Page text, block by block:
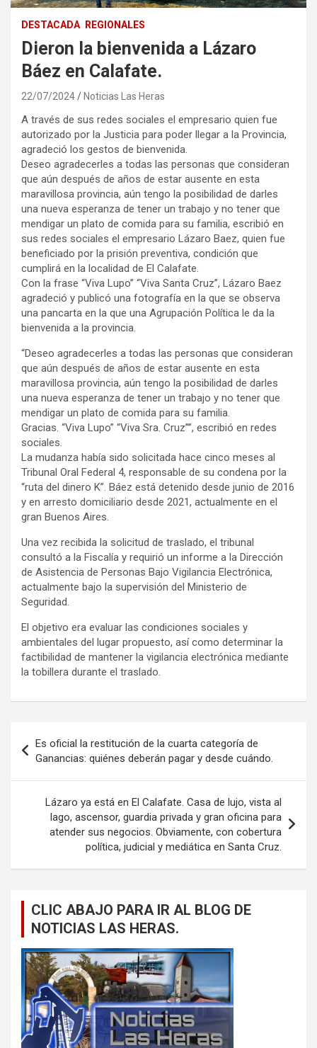
DESTACADA REGIONALES
Dieron la bienvenida a Lázaro
Báez en Calafate.
22/07/2024 Noticias Las Heras
A través de sus redes sociales el empresario quien fue
autorizado por la Justicia para poder llegar a la Provincia,
agradeció los gestos de bienvenida.
Deseo agradecerles a todas las personas que consideran
que aún después de años de estar ausente en esta
maravillosa provincia, aún tengo la posibilidad de darles
una nueva esperanza de tener un trabajo y no tener que
mendigar un plato de comida para su familia, escribió en
sus redes sociales el empresario Lázaro Baez, quien fue
beneficiado por la prisión preventiva, condición que
cumplirá en la localidad de El Calafate.
Con la frase “Viva Lupo” “Viva Santa Cruz”, Lázaro Baez
agradeció y publicó una fotografía en la que se observa
una pancarta en la que una Agrupación Política le da la
bienvenida a la provincia.
“Deseo agradecerles a todas las personas que consideran
que aún después de años de estar ausente en esta
maravillosa provincia, aún tengo la posibilidad de darles
una nueva esperanza de tener un trabajo y no tener que
mendigar un plato de comida para su familia.
Gracias. “Viva Lupo” “Viva Sra. Cruz””, escribió en redes
sociales.
La mudanza había sido solicitada hace cinco meses al
Tribunal Oral Federal 4, responsable de su condena por la
“ruta del dinero K”. Báez está detenido desde junio de 2016
y en arresto domiciliario desde 2021, actualmente en el
gran Buenos Aires.
Una vez recibida la solicitud de traslado, el tribunal
consultó a la Fiscalía y requirió un informe a la Dirección
de Asistencia de Personas Bajo Vigilancia Electrónica,
actualmente bajo la supervisión del Ministerio de
Seguridad.
El objetivo era evaluar las condiciones sociales y
ambientales del lugar propuesto, así como determinar la
factibilidad de mantener la vigilancia electrónica mediante
la tobillera durante el traslado.
de
entradas
Es oficial la restitución de la cuarta categoría de
Ganancias: quiénes deberán pagar y desde cuándo.
Lázaro ya está en El Calafate. Casa de lujo, vista al
lago, ascensor, guardia privada y gran oficina para
atender sus negocios. Obviamente, con cobertura
política, judicial y mediática en Santa Cruz.
CLIC ABAJO PARA IR AL BLOG DE
NOTICIAS LAS HERAS.